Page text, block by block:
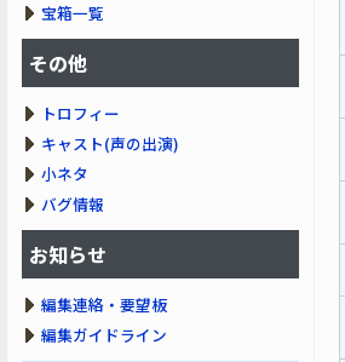
宝箱一覧
その他
トロフィー
キャスト(声の出演)
小ネタ
バグ情報
お知らせ
編集連絡・要望板
編集ガイドライン